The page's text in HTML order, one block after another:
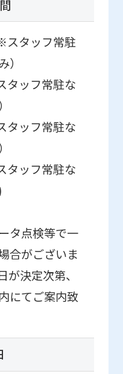
スタッフ常駐
タッフ常駐な
タッフ常駐な
タッフ常駐な
タ点検等で一
合がございま
が決定次第、
にてご案内致